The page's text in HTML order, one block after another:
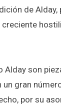
de
Alday son
un gran
por su